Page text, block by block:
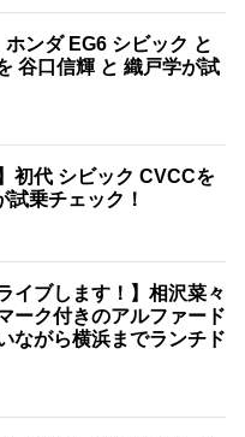
ホンダ EG6 シビック と
谷口信輝 と 織戸学が試
初代 シビック CVCCを
乗チェック！
イブします！】相沢菜々
ーク付きのアルファード
ながら横浜までランチド